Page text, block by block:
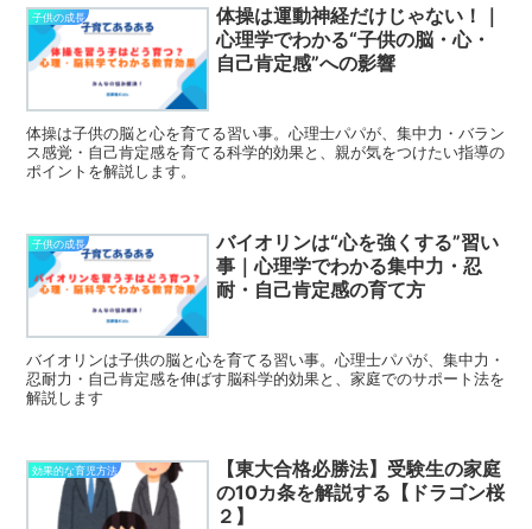
子供の成長
体操は運動神経だけじゃない！｜
心理学でわかる“子供の脳・心・
自己肯定感”への影響
体操は子供の脳と心を育てる習い事。心理士パパが、集中力・バラン
ス感覚・自己肯定感を育てる科学的効果と、親が気をつけたい指導の
ポイントを解説します。
子供の成長
バイオリンは“心を強くする”習い
事｜心理学でわかる集中力・忍
耐・自己肯定感の育て方
バイオリンは子供の脳と心を育てる習い事。心理士パパが、集中力・
忍耐力・自己肯定感を伸ばす脳科学的効果と、家庭でのサポート法を
解説します
効果的な育児方法
【東大合格必勝法】受験生の家庭
の10カ条を解説する【ドラゴン桜
２】